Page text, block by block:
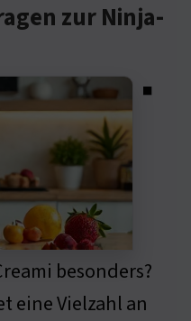
zur Ninja-
◾
besonders?
eine Vielzahl an